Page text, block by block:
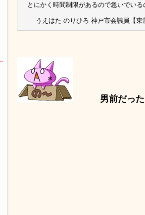
とにかく時間制限があるので急いでい
— うえはた のりひろ 神戸市会議員【東
男前だったん